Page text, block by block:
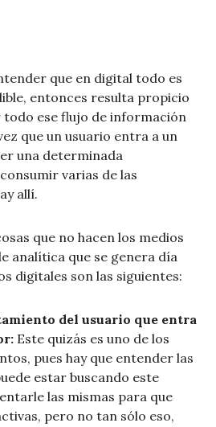
que en digital todo es
entonces resulta propicio
ese flujo de información
que un usuario entra a un
una determinada
varias de las
allí.
que no hacen los medios
analítica que se genera día
digitales son las siguientes:
del usuario que entra
Este quizás es uno de los
pues hay que entender las
estar buscando este
las mismas para que
pero no tan sólo eso,